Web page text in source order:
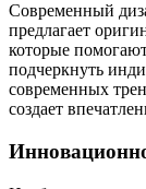
Современный
предлагает
которые
подчеркнуть
современных
создает